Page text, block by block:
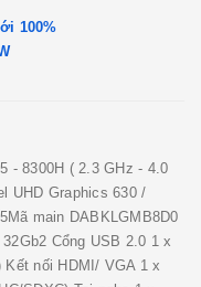
100%
- 8300H ( 2.3 GHz - 4.0
UHD Graphics 630 /
main DABKLGMB8D0
Cổng USB 2.0 1 x
nối HDMI/ VGA 1 x